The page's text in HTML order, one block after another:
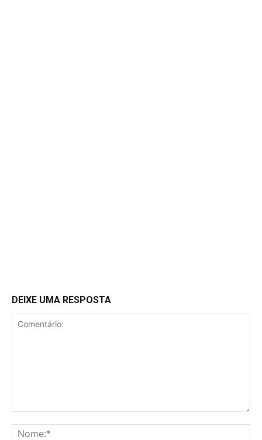
DEIXE UMA RESPOSTA